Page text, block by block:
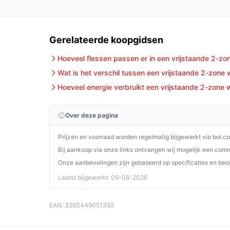
Gerelateerde koopgidsen
Hoeveel flessen passen er in een vrijstaande 2-
Wat is het verschil tussen een vrijstaande 2-zone
Hoeveel energie verbruikt een vrijstaande 2-zone
Over deze pagina
Prijzen en voorraad worden regelmatig bijgewerkt via
Bij aankoop via onze links ontvangen wij mogelijk een
Onze aanbevelingen zijn gebaseerd op specificaties en
Laatst bijgewerkt: 09-08-2026
EAN: 3260449051392